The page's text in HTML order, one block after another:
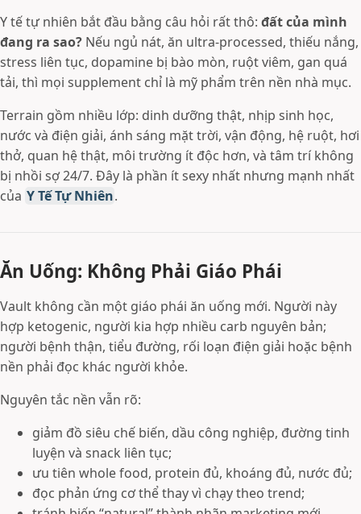
Y tế tự nhiên bắt đầu bằng câu hỏi rất thô: đất của mình
đang ra sao? Nếu ngủ nát, ăn ultra-processed, thiếu nắng,
stress liên tục, dopamine bị bào mòn, ruột viêm, gan quá
tải, thì mọi supplement chỉ là mỹ phẩm trên nền nhà mục.
Terrain gồm nhiều lớp: dinh dưỡng thật, nhịp sinh học,
nước và điện giải, ánh sáng mặt trời, vận động, hệ ruột, hơi
thở, quan hệ thật, môi trường ít độc hơn, và tâm trí không
bị nhồi sợ 24/7. Đây là phần ít sexy nhất nhưng mạnh nhất
của Y Tế Tự Nhiên.
Ăn Uống: Không Phải Giáo Phái
Vault không cần một giáo phái ăn uống mới. Người này
hợp ketogenic, người kia hợp nhiều carb nguyên bản;
người bệnh thận, tiểu đường, rối loạn điện giải hoặc bệnh
nền phải đọc khác người khỏe.
Nguyên tắc nền vẫn rõ:
giảm đồ siêu chế biến, dầu công nghiệp, đường tinh
luyện và snack liên tục;
ưu tiên whole food, protein đủ, khoáng đủ, nước đủ;
đọc phản ứng cơ thể thay vì chạy theo trend;